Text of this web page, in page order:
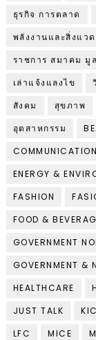
ธุรกิจ การตลาด
พลังงานและสิ่งแว
ราชการ สมาคม มู
เล่าแจ้งแลงไข
สังคม
สุขภาพ
อุตสาหกรรม
COMMUNICATION
ENERGY &
FASHION
FOOD &
GOVERNMENT
GOVERNMENT &
HEALTHCARE
JUST TALK
LFC
MICE